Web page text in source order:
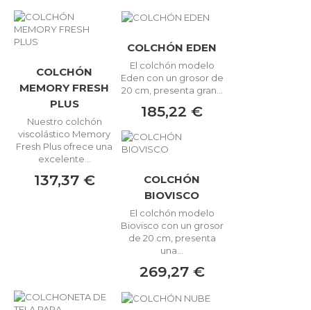
COLCHÓN
MEMORY FRESH
PLUS
Nuestro colchón
viscolástico Memory
Fresh Plus ofrece una
excelente...
137,37 €
COLCHÓN EDEN
El colchón modelo
Eden con un grosor de
20 cm, presenta gran...
185,22 €
COLCHÓN
BIOVISCO
El colchón modelo
Biovisco con un grosor
de 20 cm, presenta
una...
269,27 €